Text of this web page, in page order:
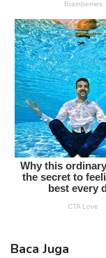
Baca Juga